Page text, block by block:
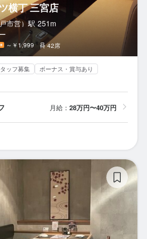
横丁 三宮店
市営） 駅 251m
～￥1,999 42席
ッフ募集
ボーナス・賞与あり
月給： 28万円〜40万円